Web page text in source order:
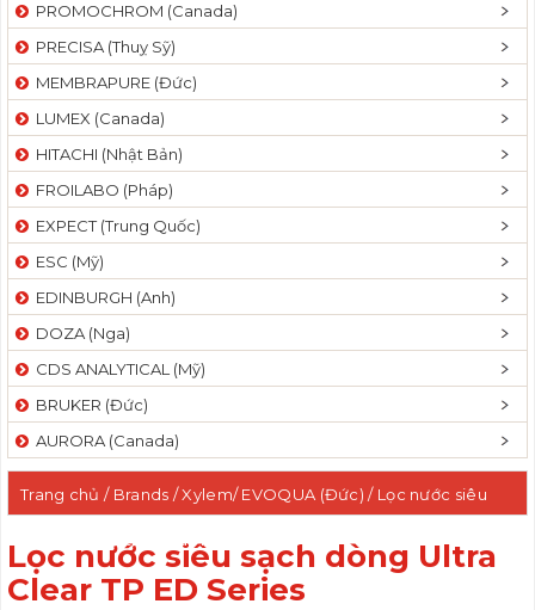
PROMOCHROM (Canada)
PRECISA (Thuỵ Sỹ)
MEMBRAPURE (Đức)
LUMEX (Canada)
HITACHI (Nhật Bản)
FROILABO (Pháp)
EXPECT (Trung Quốc)
ESC (Mỹ)
EDINBURGH (Anh)
DOZA (Nga)
CDS ANALYTICAL (Mỹ)
BRUKER (Đức)
AURORA (Canada)
Trang chủ / Brands /Xylem/ EVOQUA (Đức) / Lọc nước siêu
sạch dòng Ultra Clear TP ED Series
Lọc nước siêu sạch dòng Ultra
Clear TP ED Series